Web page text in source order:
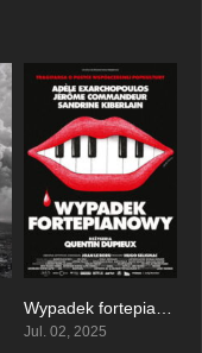
6.4
Jul. 02, 2025